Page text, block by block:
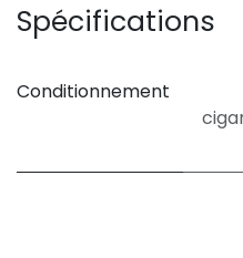
Spécifications
Conditionnement